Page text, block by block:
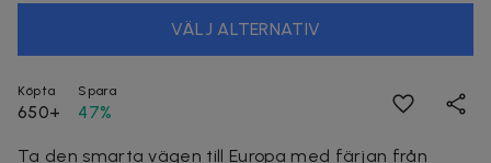
VÄLJ ALTERNATIV
Köpta
650+
Spara
47%
Ta den smarta vägen till Europa med färjan från